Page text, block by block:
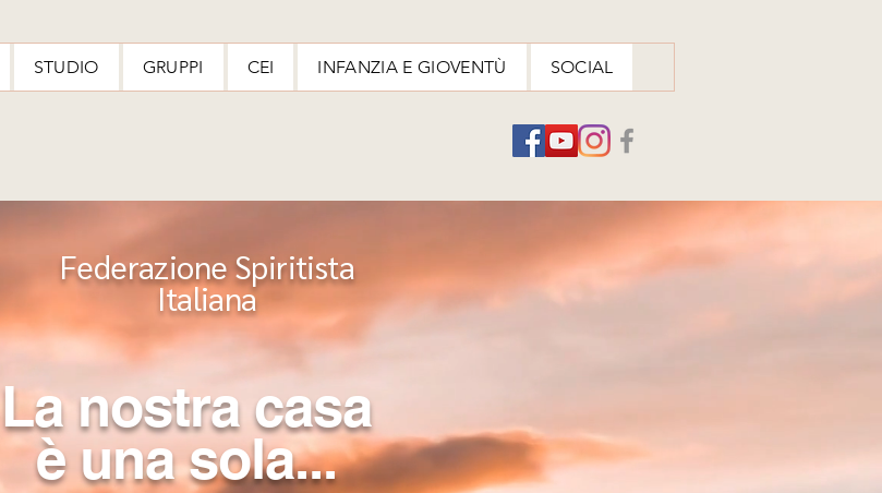
STUDIO GRUPPI CEI INFANZIA E GIOVENTÙ SOCIAL
Federazione Spiritista
Italiana
La nostra casa
è una sola...